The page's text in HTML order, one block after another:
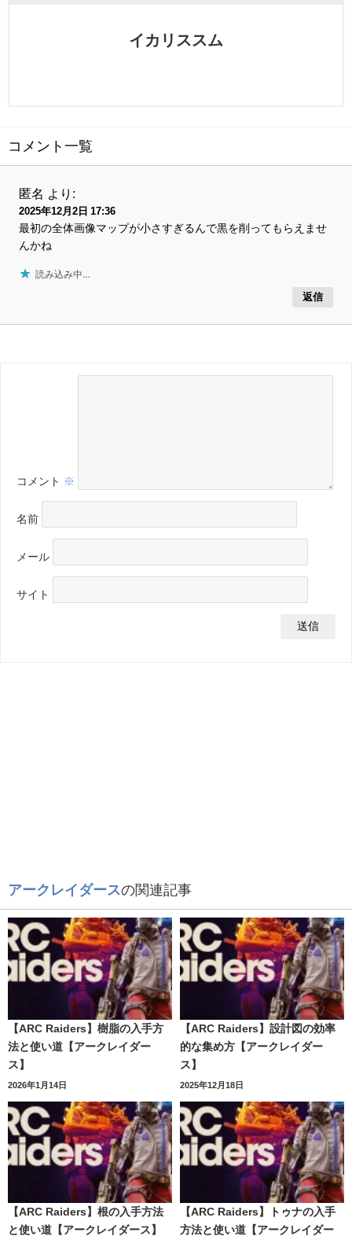
イカリススム
コメント一覧
匿名 より:
2025年12月2日 17:36
最初の全体画像マップが小さすぎるんで黒を削ってもらえませ
んかね
読み込み中…
返信
コメント ※
名前
メール
サイト
アークレイダースの関連記事
【ARC Raiders】樹脂の入手方
法と使い道【アークレイダー
ス】
2026年1月14日
【ARC Raiders】設計図の効率
的な集め方【アークレイダー
ス】
2025年12月18日
【ARC Raiders】根の入手方法
と使い道【アークレイダース】
【ARC Raiders】トゥナの入手
方法と使い道【アークレイダー